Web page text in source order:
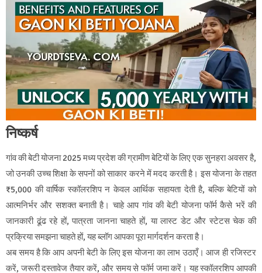
निष्कर्ष
गांव की बेटी योजना 2025 मध्य प्रदेश की ग्रामीण बेटियों के लिए एक सुनहरा अवसर है,
जो उनकी उच्च शिक्षा के सपनों को साकार करने में मदद करती है। इस योजना के तहत
₹5,000 की वार्षिक स्कॉलरशिप न केवल आर्थिक सहायता देती है, बल्कि बेटियों को
आत्मनिर्भर और सशक्त बनाती है। चाहे आप गांव की बेटी योजना फॉर्म कैसे भरें की
जानकारी ढूंढ रहे हों, पात्रता जानना चाहते हों, या लास्ट डेट और स्टेटस चेक की
प्रक्रिया समझना चाहते हों, यह ब्लॉग आपका पूरा मार्गदर्शन करता है।
अब समय है कि आप अपनी बेटी के लिए इस योजना का लाभ उठाएँ। आज ही रजिस्टर
करें, जरूरी दस्तावेज तैयार करें, और समय से फॉर्म जमा करें। यह स्कॉलरशिप आपकी